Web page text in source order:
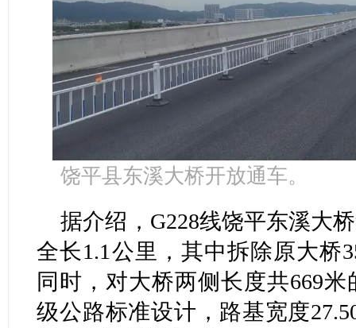
饶平县东溪大桥开放通车。
据介绍，G228线饶平东溪大
全长1.1公里，其中拆除原大桥
同时，对大桥两侧长度共669
级公路标准设计，路基宽度